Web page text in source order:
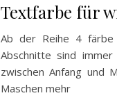
Textfarbe für
Ab der Reihe 4 färbe
Abschnitte sind
zwischen Anfang und
Maschen mehr